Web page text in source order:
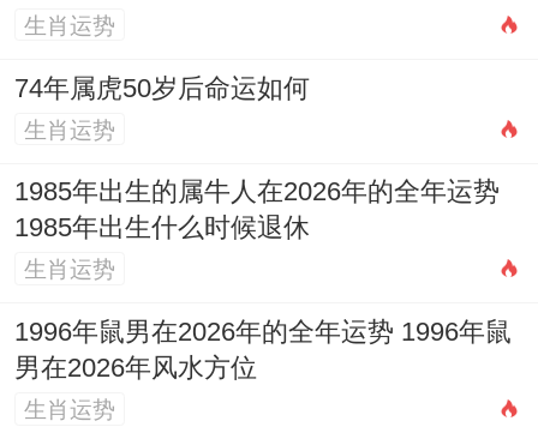
免与权威冲突，十月辛亥，官印相生，运势
顺遂，贵人提拔，是积累声望的好时机，十
一月壬子，水火既济，心态转趋平与，利于
点得失，蓄力待发。
开运锦囊与护身指引
面对丙午年的五行激荡。调理之路在于「水
火既济」，首要在于补充「水」元素以调候
命局，既降心火，又润泽木根，可随身佩戴
生肖运势
74年属虎50岁后命运如何
生肖运势
1985年出生的属牛人在2026年的全年运势
1985年出生什么时候退休
生肖运势
1996年鼠男在2026年的全年运势 1996年鼠
男在2026年风水方位
生肖运势